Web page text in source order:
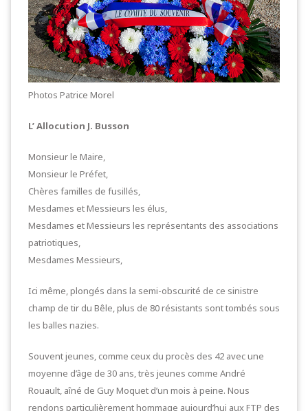
Photos Patrice Morel
L’ Allocution J. Busson
Monsieur le Maire,
Monsieur le Préfet,
Chères familles de fusillés,
Mesdames et Messieurs les élus,
Mesdames et Messieurs les représentants des associations
patriotiques,
Mesdames Messieurs,
Ici même, plongés dans la semi-obscurité de ce sinistre
champ de tir du Bêle, plus de 80 résistants sont tombés sous
les balles nazies.
Souvent jeunes, comme ceux du procès des 42 avec une
moyenne d’âge de 30 ans, très jeunes comme André
Rouault, aîné de Guy Moquet d’un mois à peine. Nous
rendons particulièrement hommage aujourd’hui aux FTP des